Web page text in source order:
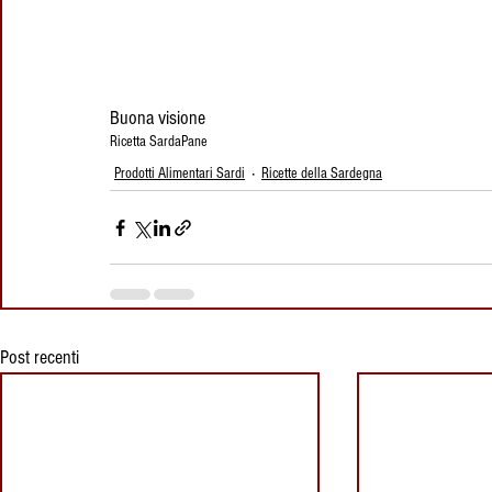
Buona visione
Ricetta SardaPane
Prodotti Alimentari Sardi
Ricette della Sardegna
Post recenti